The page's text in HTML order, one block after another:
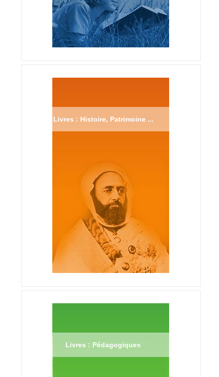
Livres : Histoire, Patrimoine ...
Livres : Pédagogiques